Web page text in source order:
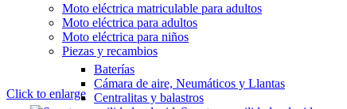
Moto eléctrica matriculable para adultos
Moto eléctrica para adultos
Moto eléctrica para niños
Piezas y recambios
Baterías
Cámara de aire, Neumáticos y Llantas
Centralitas y balastros
Click to enlarge